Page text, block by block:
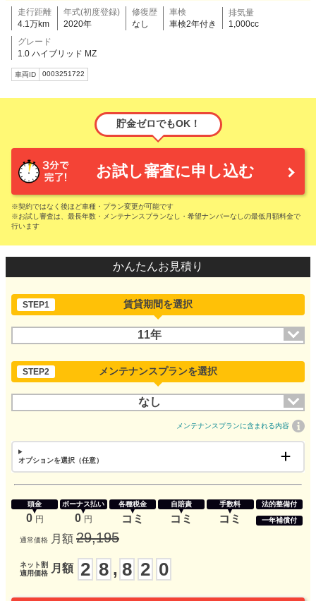
走行距離
4.1万km
年式(初度登録)
2020年
修復歴
なし
車検
車検2年付き
排気量
1,000cc
グレード
1.0 ハイブリッド MZ
車両ID 0003251722
貯金ゼロでもOK！
お試し審査に申し込む
※契約ではなく後ほど車種・プラン変更が可能です
※お試し審査は、最長年数・メンテナンスプランなし・希望ナンバーなしの最低月額料金で
行います
かんたんお見積り
STEP1 賃貸期間を選択
11年
STEP2 メンテナンスプランを選択
なし
メンテナンスプランに含まれる内容
オプションを選択（任意）
頭金
0 円
ボーナス払い
0 円
各種税金
コミ
自賠責
コミ
手数料
コミ
法的整備付
一年補償付
通常価格 月額 29,195
ネット割
適用価格
月額 2 8 , 8 2 0